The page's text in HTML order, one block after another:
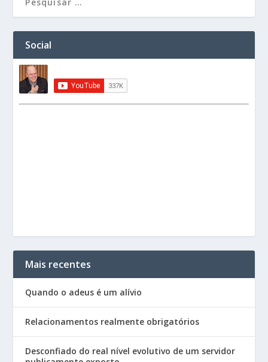
Social
Mais recentes
Quando o adeus é um alívio
Relacionamentos realmente obrigatórios
Desconfiado do real nível evolutivo de um servidor